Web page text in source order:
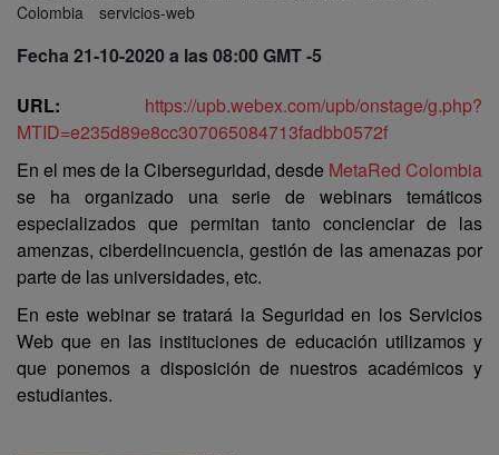
Colombia
servicios-web
Fecha 21-10-2020 a las 08:00 GMT -5
URL:
https://upb.webex.com/upb/onstage/g.php?
MTID=e235d89e8cc307065084713fadbb0572f
En el mes de la Ciberseguridad, desde MetaRed Colombia
se ha organizado una serie de webinars temáticos
especializados que permitan tanto concienciar de las
amenzas, ciberdelincuencia, gestión de las amenazas por
parte de las universidades, etc.
En este webinar se tratará la Seguridad en los Servicios
Web que en las instituciones de educación utilizamos y
que ponemos a disposición de nuestros académicos y
estudiantes.